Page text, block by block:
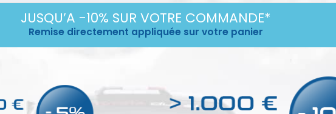
DES PRODUITS DE LA MARQUE ATECH
Italien de siège et accessoires de compétition
connaissance, ambition. Fondée en 2000, Atech Racing est née de la volonté de
de qualité, réalisés avec les meilleures technologies et des matériaux plus
rapidement et de s'imposer comme une marque à succès sur le marché
JUSQU’A -10% SUR VOTRE COMMANDE*
Remise directement appliquée sur votre panier